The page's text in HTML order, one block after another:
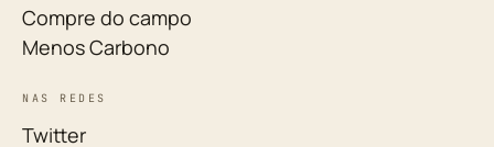
Compre do campo
Menos Carbono
NAS REDES
Twitter